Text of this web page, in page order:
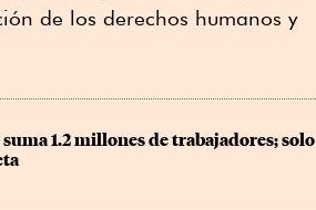
de los derechos humanos y
1.2 millones de trabajadores; solo